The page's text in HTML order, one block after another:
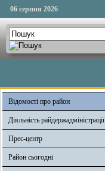
06 серпня 2026
Відомості про район
Діяльність райдержадміністрації
Прес-центр
Район сьогодні